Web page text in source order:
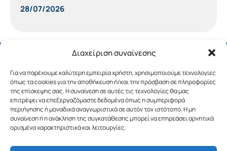
Διαχείριση συναίνεσης
Για να παρέχουμε καλύτερη εμπειρία χρήστη, χρησιμοποιούμε τεχνολογίες
όπως τα cookies για την αποθήκευση ή/και την πρόσβαση σε πληροφορίες
της επίσκεψης σας. Η συναίνεση σε αυτές τις τεχνολογίες θα μας
επιτρέψει να επεξεργαζόμαστε δεδομένα όπως η συμπεριφορά
περιήγησης ή μοναδικά αναγνωριστικά σε αυτόν τον ιστότοπο. Η μη
συναίνεση ή η ανάκληση της συγκατάθεσης μπορεί να επηρεάσει αρνητικά
ορισμένα χαρακτηριστικά και λειτουργίες.
28/07/2026